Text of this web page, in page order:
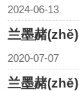
2024-06-13
兰墨赭(zhě)
2020-07-07
兰墨赭(zhě)